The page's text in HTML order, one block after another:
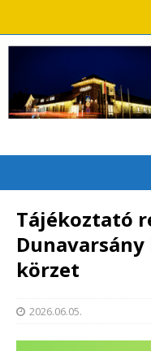
Tájékoztató
körzet
2026.06.05.